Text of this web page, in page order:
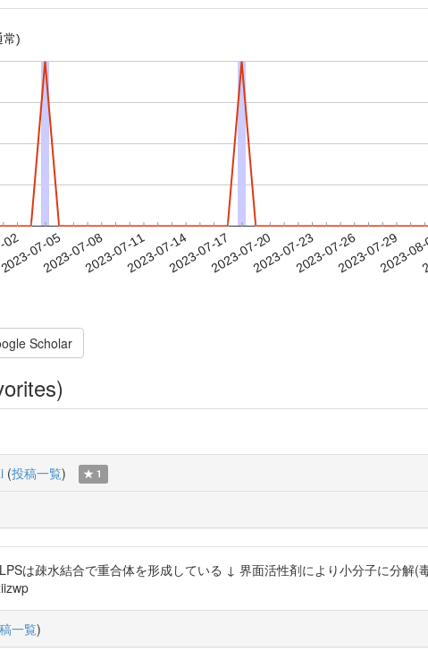
常)
07-05
2023-07-082023-07-112023-07-142023-07-172023-07-202023-07-232023-07-262023-07-29
2023-
Scholar
(投稿一覧) 1
は疎水結合で重合体を形成している ↓ 界面活性剤により小分子に分
一覧)